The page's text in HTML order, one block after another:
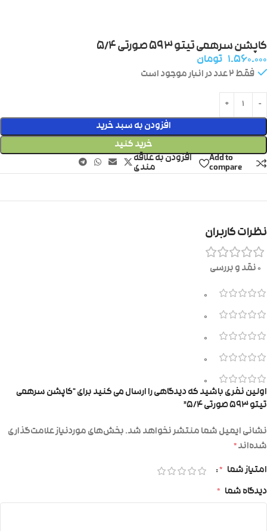
کاپشن سرهمی تیتو ۵۹۳ صورتی ۵/۴
۱.۵۶۰.۰۰۰ تومان
فقط 2 عدد در انبار موجود است
افزودن به سبد خرید
خرید کنید
Add to
compare
افزودن به علاقه
مندی
نظرات کاربران
0 نقد و بررسی
0
0
0
0
0
اولین نفری باشید که دیدگاهی را ارسال می کنید برای “کاپشن سرهمی
تیتو ۵۹۳ صورتی ۵/۴”
نشانی ایمیل شما منتشر نخواهد شد.بخش‌های موردنیاز علامت‌گذاری
شده‌اند*
امتیاز شما *
دیدگاه شما *